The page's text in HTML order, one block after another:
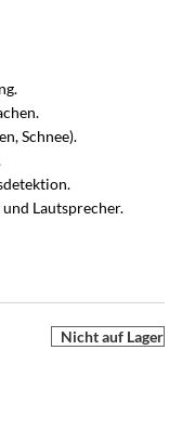
Schnee).
Lautsprecher.
Nicht auf Lager